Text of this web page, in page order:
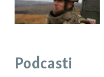
Podcasti